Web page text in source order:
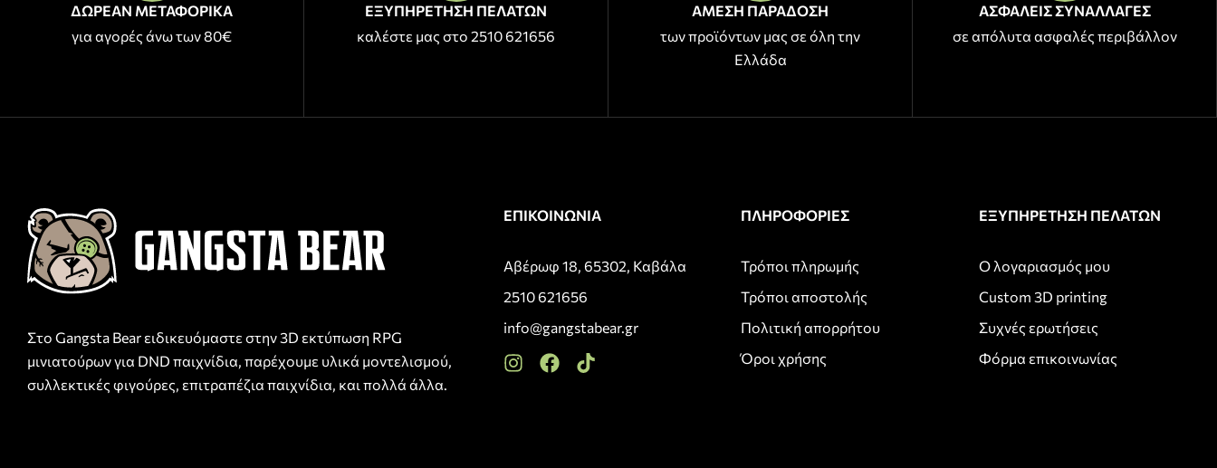
ΔΩΡΕΑΝ ΜΕΤΑΦΟΡΙΚΑ
για αγορές άνω των 80€
ΕΞΥΠΗΡΕΤΗΣΗ ΠΕΛΑΤΩΝ
καλέστε μας στο 2510 621656
ΑΜΕΣΗ ΠΑΡΑΔΟΣΗ
των προϊόντων μας σε όλη την
Ελλάδα
ΑΣΦΑΛΕΙΣ ΣΥΝΑΛΛΑΓΕΣ
σε απόλυτα ασφαλές περιβάλλον
Στο Gangsta Bear ειδικευόμαστε στην 3D εκτύπωση RPG
μινιατούρων για DND παιχνίδια, παρέχουμε υλικά μοντελισμού,
συλλεκτικές φιγούρες, επιτραπέζια παιχνίδια, και πολλά άλλα.
ΕΠΙΚΟΙΝΩΝΙΑ
Αβέρωφ 18, 65302, Καβάλα
2510 621656
info@gangstabear.gr
ΠΛΗΡΟΦΟΡΙΕΣ
Τρόποι πληρωμής
Τρόποι αποστολής
Πολιτική απορρήτου
Όροι χρήσης
ΕΞΥΠΗΡΕΤΗΣΗ ΠΕΛΑΤΩΝ
Ο λογαριασμός μου
Custom 3D printing
Συχνές ερωτήσεις
Φόρμα επικοινωνίας